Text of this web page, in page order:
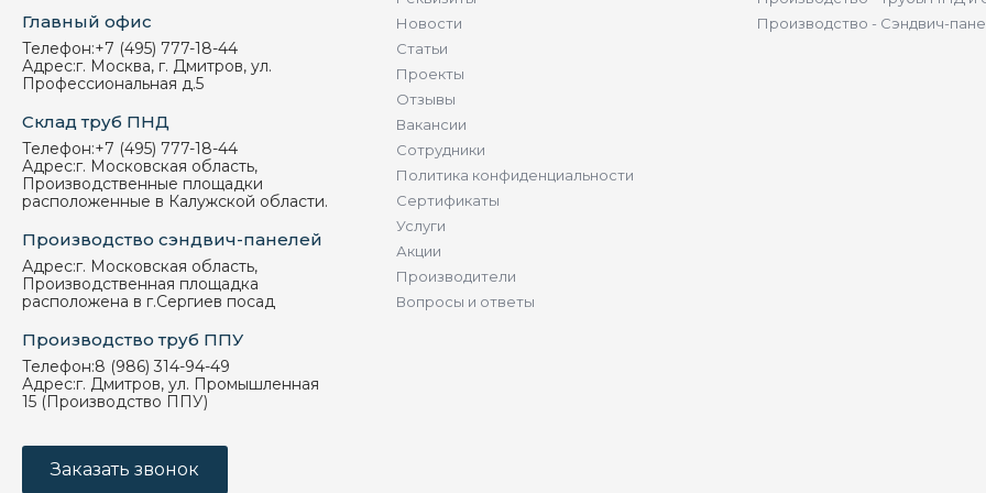
Главный офис
Телефон:+7 (495) 777-18-44
Адрес:г. Москва, г. Дмитров, ул.
Профессиональная д.5
Склад труб ПНД
Телефон:+7 (495) 777-18-44
Адрес:г. Московская область,
Производственные площадки
расположенные в Калужской области.
Производство сэндвич-панелей
Адрес:г. Московская область,
Производственная площадка
расположена в г.Сергиев посад
Производство труб ППУ
Телефон:8 (986) 314-94-49
Адрес:г. Дмитров, ул. Промышленная
15 (Производство ППУ)
Новости
Статьи
Проекты
Отзывы
Вакансии
Сотрудники
Политика конфиденциальности
Сертификаты
Услуги
Акции
Производители
Вопросы и ответы
Производство - Сэндвич-
Заказать звонок